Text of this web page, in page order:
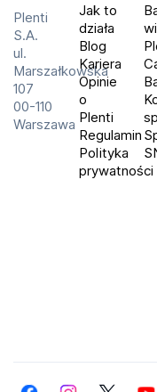
Plenti
S.A.
ul.
Marszałkowska
107
00-110
Warszawa
Jak to
działa
Blog
Kariera
Opinie
o
Plenti
Regulamin
Polityka
prywatności